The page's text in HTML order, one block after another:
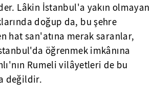
Lâkin İstanbul'a yakın olmayan
doğup da, bu şehre
hat san'atına merak saranlar,
öğrenmek imkânına
Rumeli vilâyetleri de bu
değildir.